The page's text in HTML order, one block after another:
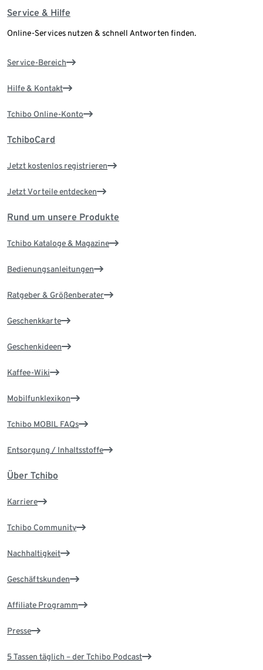
Service & Hilfe
Online-Services nutzen & schnell Antworten finden.
Service-Bereich
Hilfe & Kontakt
Tchibo Online-Konto
TchiboCard
Jetzt kostenlos registrieren
Jetzt Vorteile entdecken
Rund um unsere Produkte
Tchibo Kataloge & Magazine
Bedienungsanleitungen
Ratgeber & Größenberater
Geschenkkarte
Geschenkideen
Kaffee-Wiki
Mobilfunklexikon
Tchibo MOBIL FAQs
Entsorgung / Inhaltsstoffe
Über Tchibo
Karriere
Tchibo Community
Nachhaltigkeit
Geschäftskunden
Affiliate Programm
Presse
5 Tassen täglich – der Tchibo Podcast